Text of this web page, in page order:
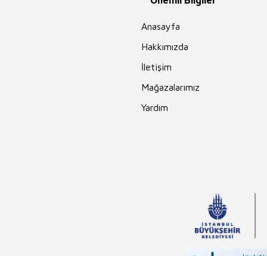
Anasayfa
Hakkımızda
İletişim
Mağazalarımız
Yardım